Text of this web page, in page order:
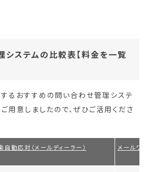
システムの比較表【料金を一覧
するおすすめの問い合わせ管理システ
用意しましたので、ぜひご活用くださ
自動応対（メールディーラー） メールワ